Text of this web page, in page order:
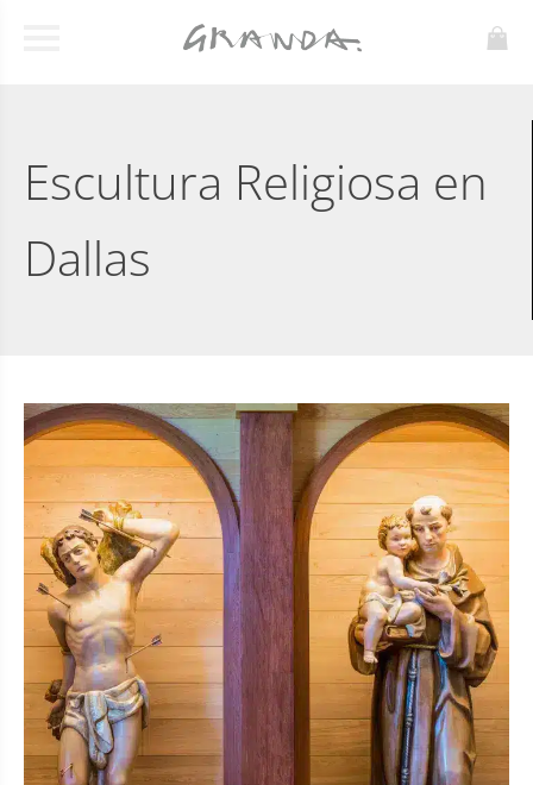
Escultura Religiosa en
Dallas